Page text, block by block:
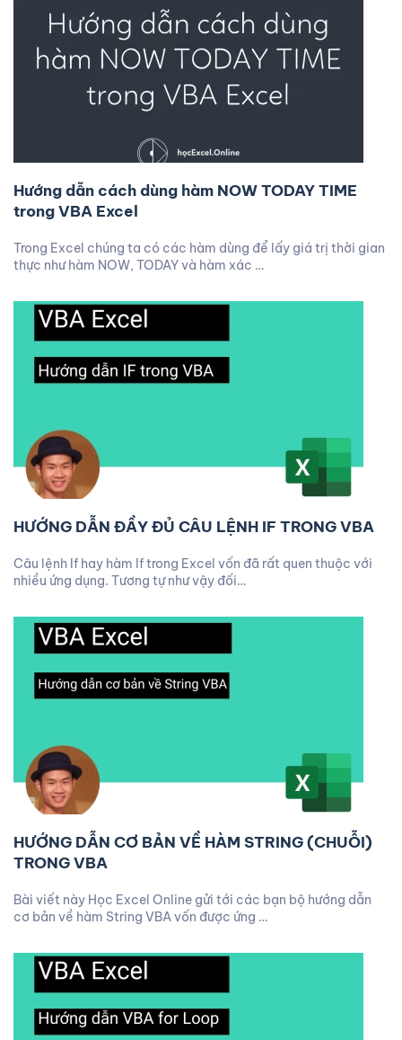
Hướng dẫn cách dùng hàm NOW TODAY TIME
trong VBA Excel
Trong Excel chúng ta có các hàm dùng để lấy giá trị thời gian
thực như hàm NOW, TODAY và hàm xác …
HƯỚNG DẪN ĐẦY ĐỦ CÂU LỆNH IF TRONG VBA
Câu lệnh If hay hàm If trong Excel vốn đã rất quen thuộc với
nhiều ứng dụng. Tương tự như vậy đối…
HƯỚNG DẪN CƠ BẢN VỀ HÀM STRING (CHUỖI)
TRONG VBA
Bài viết này Học Excel Online gửi tới các bạn bộ hướng dẫn
cơ bản về hàm String VBA vốn được ứng …